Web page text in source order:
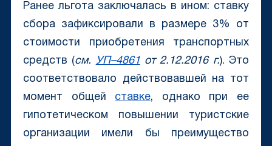
Ранее льгота заключалась в ином: ставку
сбора зафиксировали в размере 3% от
стоимости приобретения транспортных
средств (см. УП–4861 от 2.12.2016 г.). Это
соответствовало действовавшей на тот
момент общей ставке, однако при ее
гипотетическом повышении туристские
организации имели бы преимущество